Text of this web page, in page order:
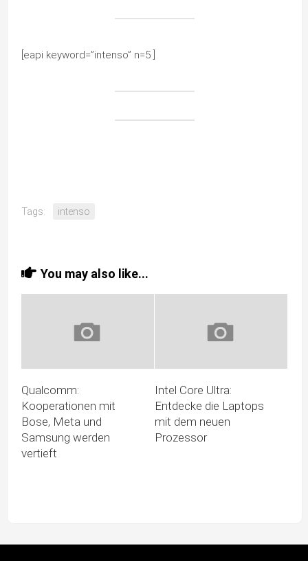
[eapi keyword=”intenso” n=5 ]
Tags: intenso
You may also like...
Qualcomm:
Kooperationen mit
Bose, Meta und
Samsung werden
vertieft
Intel Core Ultra:
Entdecke die Laptops
mit dem neuen
Prozessor